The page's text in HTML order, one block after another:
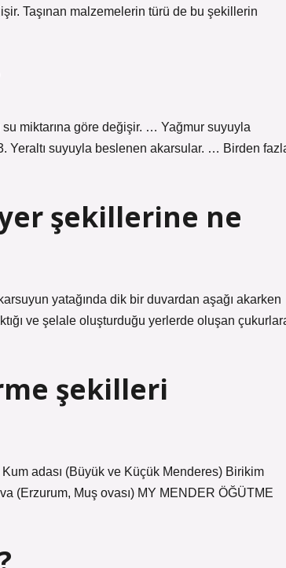
Taşınan malzemelerin türü de bu şekillerin
miktarına göre değişir. … Yağmur suyuyla
suyuyla beslenen akarsular. … Birden
şekillerine ne
yatağında dik bir duvardan aşağı akarken
ve şelale oluşturduğu yerlerde oluşan
şekilleri
adası (Büyük ve Küçük Menderes) Birikim
(Erzurum, Muş ovası) MY MENDER ÖĞÜTME